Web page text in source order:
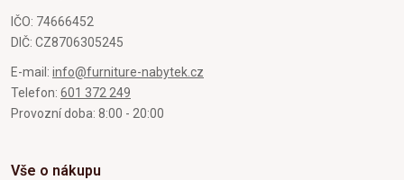
IČO: 74666452
DIČ: CZ8706305245
E-mail: info@furniture-nabytek.cz
Telefon: 601 372 249
Provozní doba: 8:00 - 20:00
Vše o nákupu